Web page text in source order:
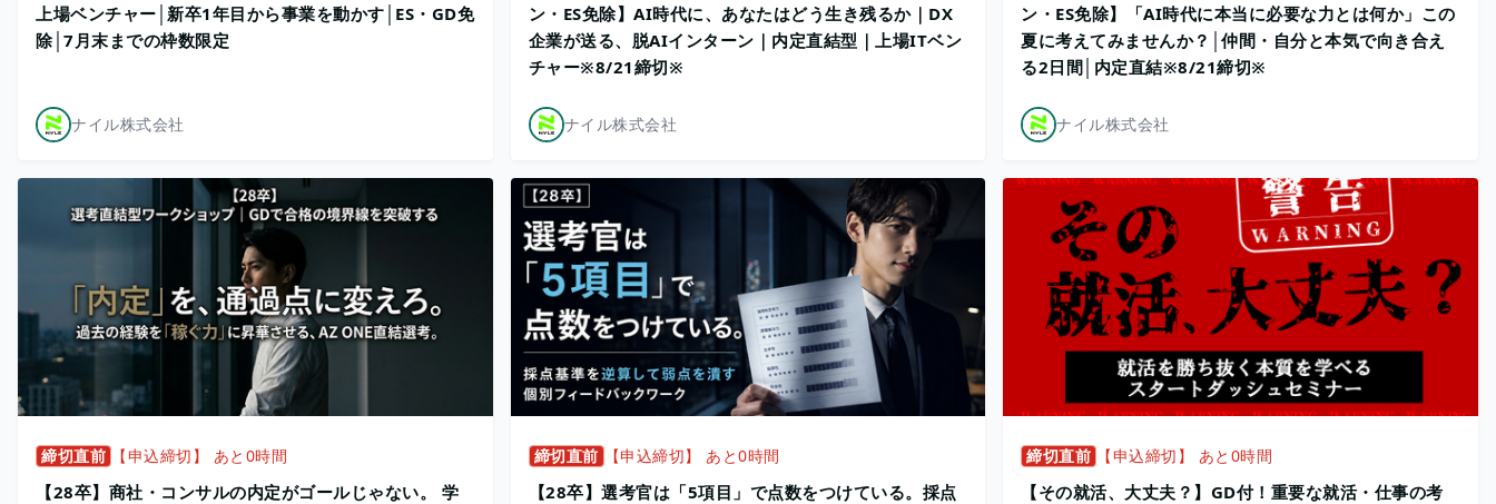
上場ベンチャー│新卒1年目から事業を動かす│ES・GD免
除│7月末までの枠数限定
ナイル株式会社
ン・ES免除】AI時代に、あなたはどう生き残るか｜DX
企業が送る、脱AIインターン｜内定直結型｜上場ITベン
チャー※8/21締切※
ナイル株式会社
ン・ES免除】「AI時代に本当に必要な力とは何か」この
夏に考えてみませんか？│仲間・自分と本気で向き合え
る2日間│内定直結※8/21締切※
ナイル株式会社
締切直前 【申込締切】 あと0時間
【28卒】商社・コンサルの内定がゴールじゃない。 学
締切直前 【申込締切】 あと0時間
【28卒】選考官は「5項目」で点数をつけている。採点
締切直前 【申込締切】 あと0時間
【その就活、大丈夫？】GD付！重要な就活・仕事の考